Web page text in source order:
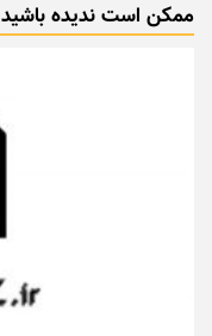
ممکن است ندیده باشید